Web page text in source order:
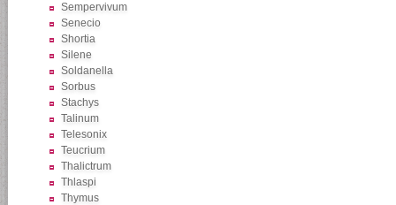
Sempervivum
Senecio
Shortia
Silene
Soldanella
Sorbus
Stachys
Talinum
Telesonix
Teucrium
Thalictrum
Thlaspi
Thymus